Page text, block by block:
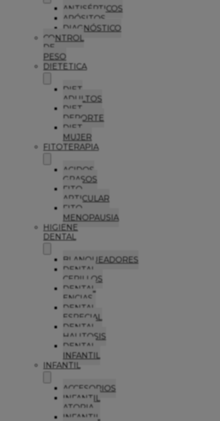
ANTISÉPTICOS
APÓSITOS
DIAGNÓSTICO
CONTROL
DE
PESO
DIETETICA
DIET
ADULTOS
DIET
DEPORTE
DIET
MUJER
FITOTERAPIA
ACIDOS
GRASOS
FITO
ARTICULAR
FITO
MENOPAUSIA
HIGIENE
DENTAL
BLANQUEADORES
DENTAL
CEPILLOS
DENTAL
ENCIAS
DENTAL
ESPECIAL
DENTAL
HALITOSIS
DENTAL
INFANTIL
INFANTIL
ACCESORIOS
INFANTIL
ATOPIA
INFANTIL